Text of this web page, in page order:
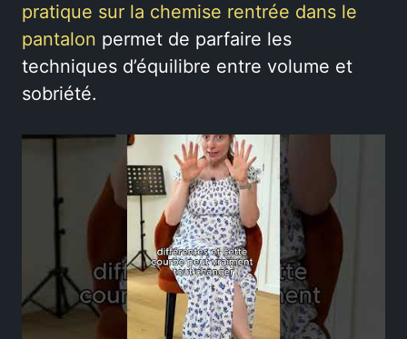
pratique sur la chemise rentrée dans le
pantalon permet de parfaire les
techniques d’équilibre entre volume et
sobriété.